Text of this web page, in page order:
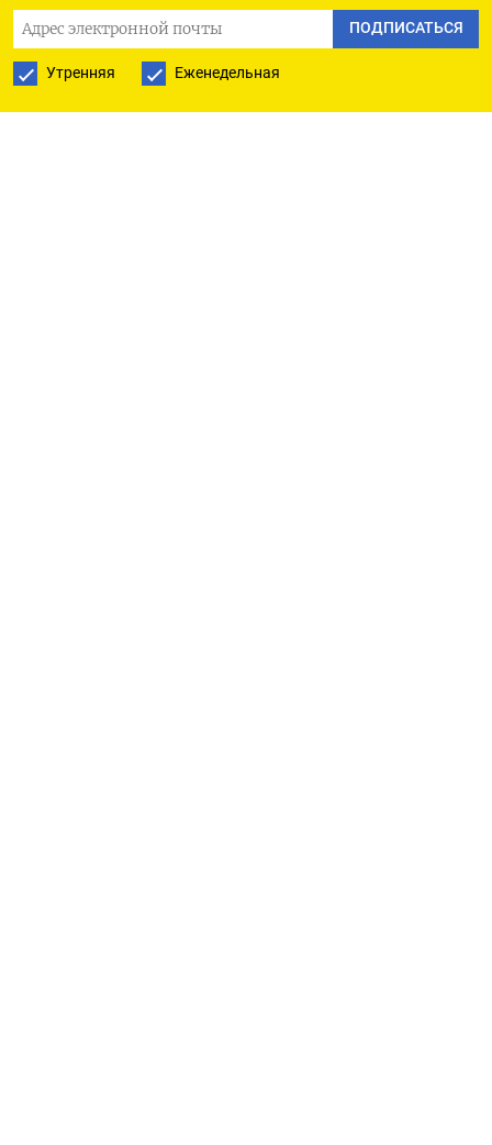
ПОДПИСАТЬСЯ
Утренняя Еженедельная
данном сообщении не является рыночной,
финансовой либо юридической рекомендацией.
Читателям следует обращаться к консультантам
в отношении продуктов, упомянутых в данном